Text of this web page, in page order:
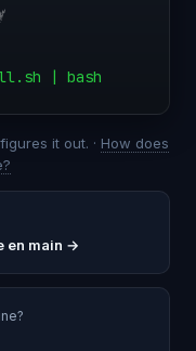
| bash
it out. · How does
en main →